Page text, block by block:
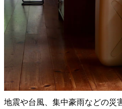
地震や台風、集中豪雨などの災